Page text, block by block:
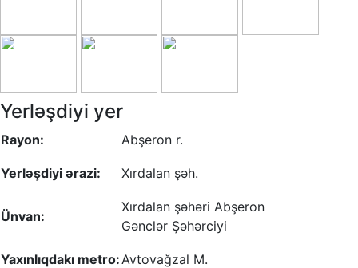
Yerləşdiyi yer
Rayon: Abşeron r.
Yerləşdiyi ərazi: Xırdalan şəh.
Ünvan:
Xırdalan şəhəri Abşeron
Gənclər Şəhərciyi
Yaxınlıqdakı metro:Avtovağzal M.